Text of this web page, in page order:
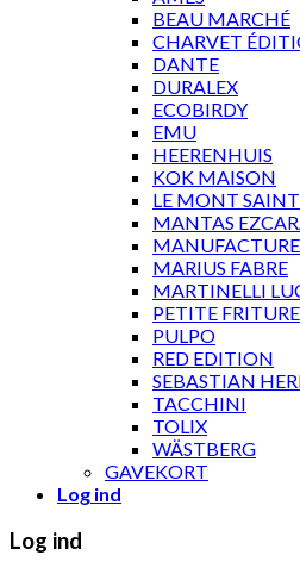
BEAU MARCHÉ
CHARVET
DANTE
DURALEX
ECOBIRDY
EMU
HEERENHUIS
KOK MAISON
LE MONT
MANTAS
MARIUS FABRE
MARTINELLI
PETITE FRITURE
PULPO
RED EDITION
SEBASTIAN
TACCHINI
TOLIX
WÄSTBERG
GAVEKORT
Log ind
Log ind